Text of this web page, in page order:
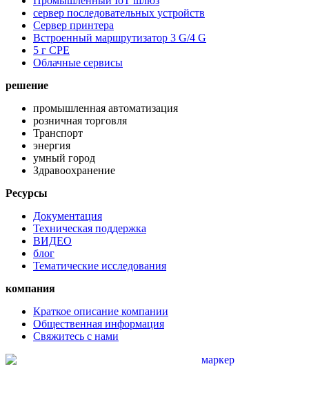
сервер последовательных устройств
Сервер принтера
Встроенный маршрутизатор 3 G/4 G
5 г CPE
Облачные сервисы
решение
промышленная автоматизация
розничная торговля
Транспорт
энергия
умный город
Здравоохранение
Ресурсы
Документация
Техническая поддержка
ВИДЕО
блог
Тематические исследования
компания
Краткое описание компании
Общественная информация
Свяжитесь с нами